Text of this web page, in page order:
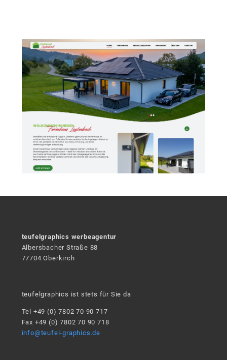
teufelgraphics werbeagentur
Albersbacher Straße 88
77704 Oberkirch
teufelgraphics ist stets für Sie da
Tel +49 (0) 7802 70 90 717
Fax +49 (0) 7802 70 90 718
info@teufel-graphics.de